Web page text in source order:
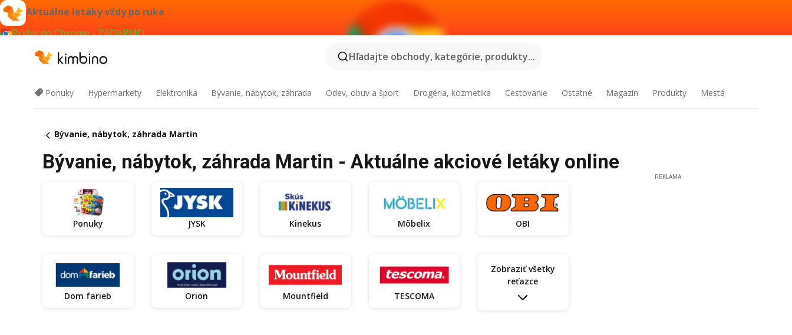
Aktuálne letáky vždy po ruke
Pridať do Chrome - ZADARMO
Hľadajte obchody, kategórie, produkty...
Ponuky Hypermarkety Elektronika Bývanie, nábytok, záhrada Odev, obuv a šport Drogéria, kozmetika Cestovanie Ostatné Magazín Produkty Mestá
Bývanie, nábytok, záhrada Martin
Bývanie, nábytok, záhrada Martin - Aktuálne akciové letáky online
Ponuky JYSK Kinekus Möbelix OBI
Dom farieb Orion Mountfield TESCOMA
Zobraziť všetky
reťazce
REKLAMA